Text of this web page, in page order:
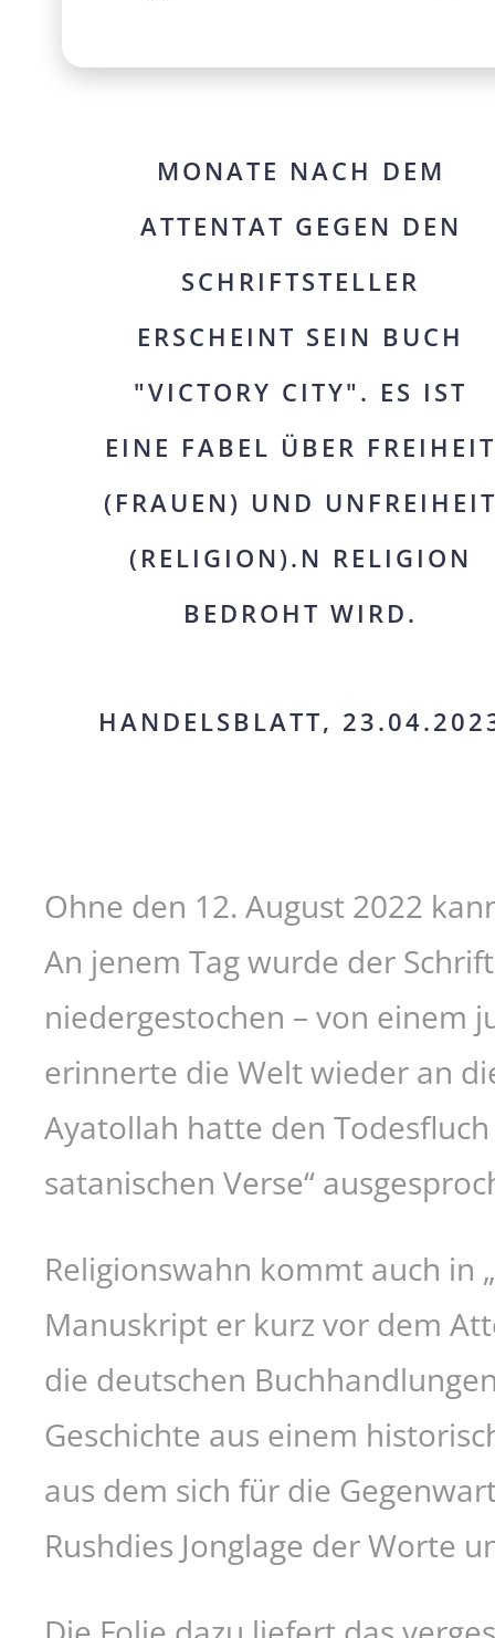
MONATE NACH DEM
ATTENTAT GEGEN DEN
SCHRIFTSTELLER
ERSCHEINT SEIN BUCH
"VICTORY CITY". ES IST
EINE FABEL ÜBER FREIHEIT
(FRAUEN) UND
(RELIGION).N RELIGION
BEDROHT WIRD.
HANDELSBLATT,
Ohne den 12. August 2022
An jenem Tag wurde der
niedergestochen – von einem
erinnerte die Welt wieder an
Ayatollah hatte den
satanischen Verse“
Religionswahn kommt auch in
Manuskript er kurz vor dem
die deutschen
Geschichte aus einem
aus dem sich für die
Rushdies Jonglage der Worte